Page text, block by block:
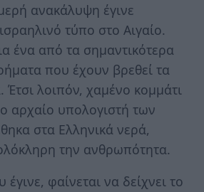
ανακάλυψη έγινε
τύπο στο Αιγαίο.
ένα από τα σημαντικότερα
που έχουν βρεθεί τα
Έτσι λοιπόν, χαμένο κομμάτι
αρχαίο υπολογιστή των
στα Ελληνικά νερά,
την ανθρωπότητα.
φαίνεται να δείχνει το